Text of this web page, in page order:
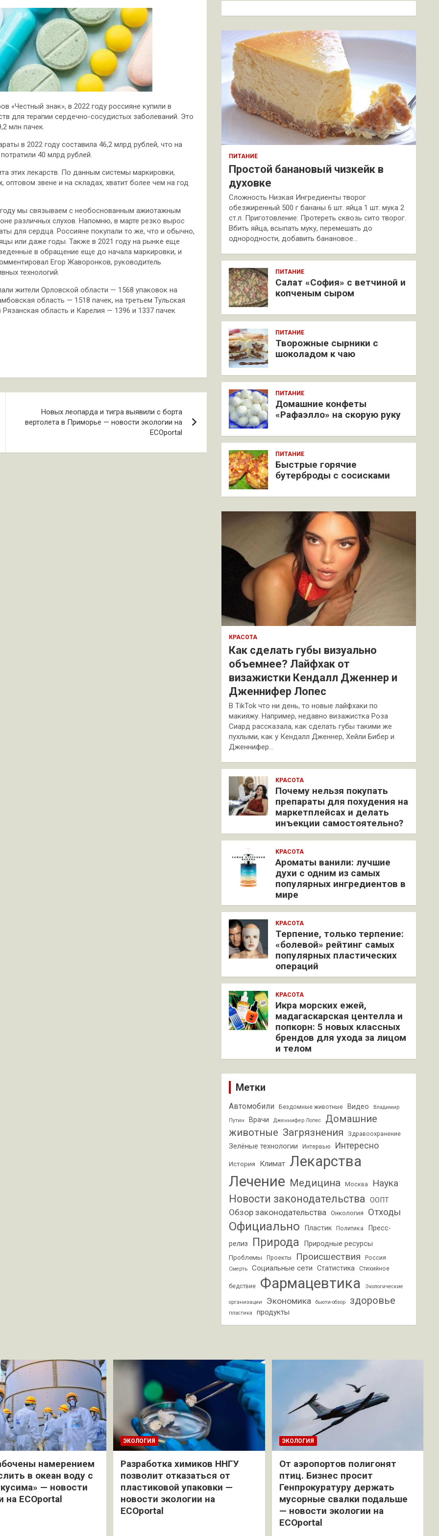
«Честный знак», в 2022 году россияне купили в
для терапии сердечно-сосудистых заболеваний. Это
млн пачек.
в 2022 году составила 46,2 млрд рублей, что на
40 млрд рублей.
этих лекарств. По данным системы маркировки,
звене и на складах, хватит более чем на год
мы связываем с необоснованным ажиотажным
различных слухов. Напомню, в марте резко вырос
для сердца. Россияне покупали то же, что и обычно,
или даже годы. Также в 2021 году на рынке еще
в обращение еще до начала маркировки, и
Егор Жаворонков, руководитель
технологий.
жители Орловской области — 1568 упаковок на
область — 1518 пачек, на третьем Тульская
область и Карелия — 1396 и 1337 пачек
Новых леопарда и тигра выявили с борта
вертолета в Приморье — новости экологии на
ECOportal
к
ПИТАНИЕ
Простой банановый чизкейк в
духовке
Сложность Низкая Ингредиенты творог
обезжиренный 500 г бананы 6 шт. яйца 1 шт. мука 2
ст.л. Приготовление: Протереть сквозь сито творог.
Вбить яйца, всыпать муку, перемешать до
однородности, добавить банановое…
ПИТАНИЕ
Салат «София» с ветчиной и
копченым сыром
ПИТАНИЕ
Творожные сырники с
шоколадом к чаю
ПИТАНИЕ
Домашние конфеты
«Рафаэлло» на скорую руку
ПИТАНИЕ
Быстрые горячие
бутерброды с сосисками
КРАСОТА
Как сделать губы визуально
объемнее? Лайфхак от
визажистки Кендалл Дженнер и
Дженнифер Лопес
В TikTok что ни день, то новые лайфхаки по
макияжу. Например, недавно визажистка Роза
Сиард рассказала, как сделать губы такими же
пухлыми, как у Кендалл Дженнер, Хейли Бибер и
Дженнифер…
КРАСОТА
Почему нельзя покупать
препараты для похудения на
маркетплейсах и делать
инъекции самостоятельно?
КРАСОТА
Ароматы ванили: лучшие
духи с одним из самых
популярных ингредиентов в
мире
КРАСОТА
Терпение, только терпение:
«болевой» рейтинг самых
популярных пластических
операций
КРАСОТА
Икра морских ежей,
мадагаскарская центелла и
попкорн: 5 новых классных
брендов для ухода за лицом
и телом
Метки
Автомобили Бездомные животные Видео Владимир
Путин Врачи Дженнифер Лопес
Домашние
животные Загрязнения Здравоохранение
Зелёные технологии Интервью Интересно
История Климат Лекарства
Лечение Медицина Москва Наука
Новости законодательства ООПТ
Обзор законодательства Онкология Отходы
Официально Пластик Политика
Пресс-
релиз
Природа Природные ресурсы
Проблемы Проекты Происшествия Россия
Смерть Социальные сети Статистика Стихийное
бедствие Фармацевтика Экологические
организации Экономика бьюти-обзор здоровье
пластика продукты
намерением
в океан воду с
— новости
на ECOportal
ЭКОЛОГИЯ
Разработка химиков ННГУ
позволит отказаться от
пластиковой упаковки —
новости экологии на
ECOportal
ЭКОЛОГИЯ
От аэропортов полигонят
птиц. Бизнес просит
Генпрокуратуру держать
мусорные свалки подальше
— новости экологии на
ECOportal